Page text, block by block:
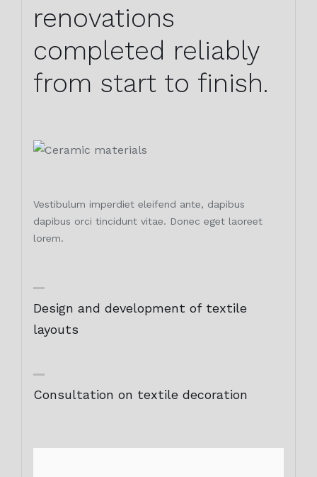
renovations
completed reliably
from start to finish.
Vestibulum imperdiet eleifend ante, dapibus
dapibus orci tincidunt vitae. Donec eget laoreet
lorem.
Design and development of textile
layouts
Consultation on textile decoration